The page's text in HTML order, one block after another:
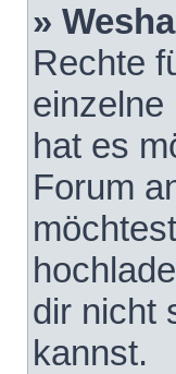
»
Rechte
einzelne
hat es
Forum
dir nicht
kannst.